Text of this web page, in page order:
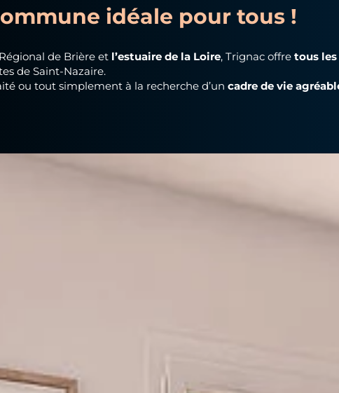
idéale pour tous !
de Brière et l’estuaire de la Loire,Trignacoffretous les
deSaint-Nazaire.
ou tout simplement à la recherche d’uncadre de vie